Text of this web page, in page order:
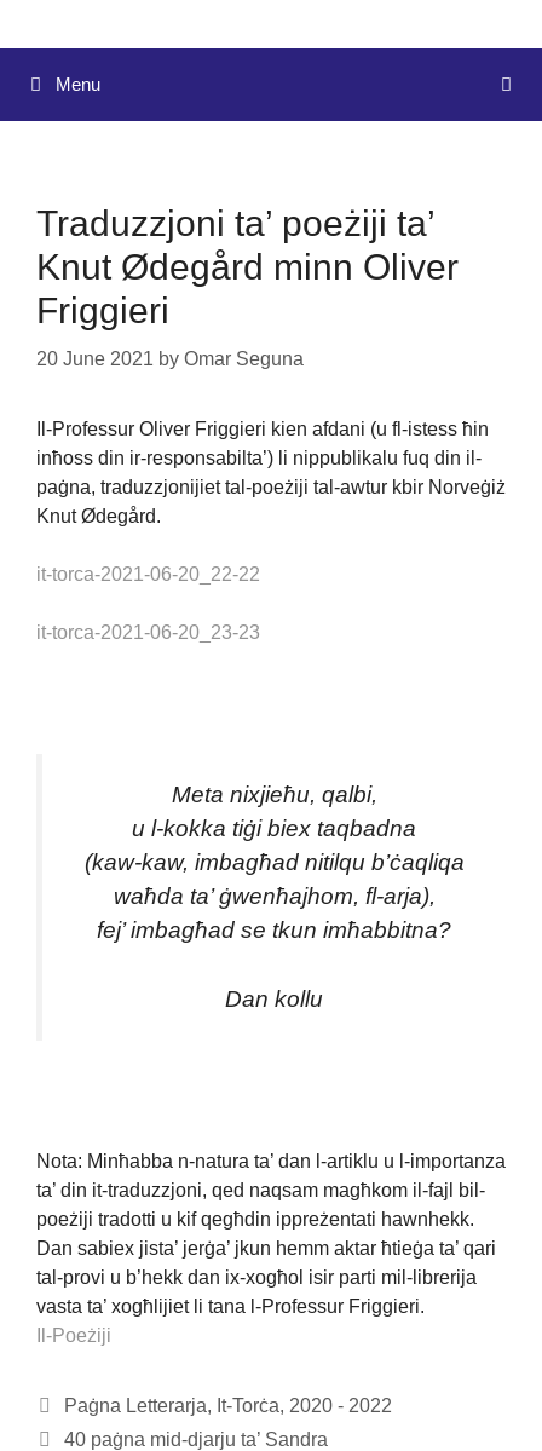
Menu
Traduzzjoni ta’ poeżiji ta’
Knut Ødegård minn Oliver
Friggieri
20 June 2021 by Omar Seguna
Il-Professur Oliver Friggieri kien afdani (u fl-istess ħin
inħoss din ir-responsabilta’) li nippublikalu fuq din il-
paġna, traduzzjonijiet tal-poeżiji tal-awtur kbir Norveġiż
Knut Ødegård.
it-torca-2021-06-20_22-22
it-torca-2021-06-20_23-23
Meta nixjieħu, qalbi,
u l-kokka tiġi biex taqbadna
(kaw-kaw, imbagħad nitilqu b’ċaqliqa
waħda ta’ ġwenħajhom, fl-arja),
fej’ imbagħad se tkun imħabbitna?
Dan kollu
Nota: Minħabba n-natura ta’ dan l-artiklu u l-importanza
ta’ din it-traduzzjoni, qed naqsam magħkom il-fajl bil-
poeżiji tradotti u kif qegħdin ippreżentati hawnhekk.
Dan sabiex jista’ jerġa’ jkun hemm aktar ħtieġa ta’ qari
tal-provi u b’hekk dan ix-xogħol isir parti mil-librerija
vasta ta’ xogħlijiet li tana l-Professur Friggieri.
Il-Poeżiji
Paġna Letterarja, It-Torċa, 2020 - 2022
40 paġna mid-djarju ta’ Sandra